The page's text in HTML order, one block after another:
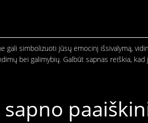
gali simbolizuoti jūsų emocinį išsivalymą,
bei galimybių. Galbūt sapnas reiškia,